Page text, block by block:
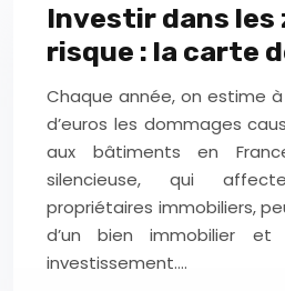
Investir dans les
risque : la carte
Chaque année, on estime
d’euros les dommages
aux bâtiments en
silencieuse, qui
propriétaires immobiliers,
d’un bien immobilier et
investissement….